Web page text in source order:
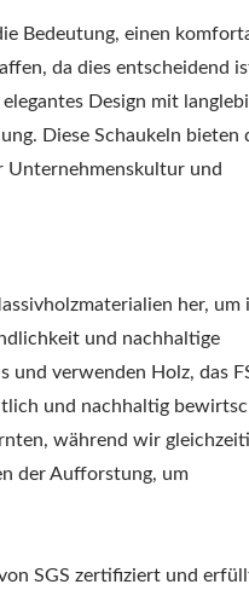
Bedeutung, einen
da dies entscheidend
Design mit
Diese Schaukeln bieten
Unternehmenskultur und
her, um
und nachhaltige
und verwenden Holz, das
und nachhaltig
während wir
der Aufforstung, um
SGS zertifiziert und